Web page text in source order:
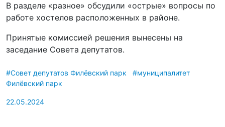
В разделе «разное» обсудили «острые» вопросы по
работе хостелов расположенных в районе.
Принятые комиссией решения вынесены на
заседание Совета депутатов.
#Совет депутатов Филёвский парк
#муниципалитет
Филёвский парк
22.05.2024